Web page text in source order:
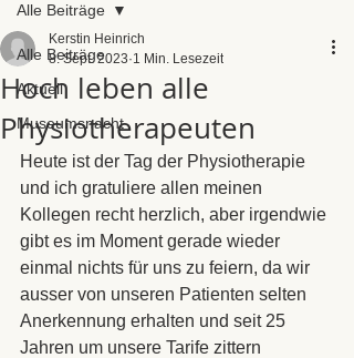
Alle Beiträge
Aktuell
Museumsnacht
Alle Beiträge
Hoch leben alle
Physiotherapeuten
Kerstin Heinrich
8. Sept. 2023 1 Min. Lesezeit
Heute ist der Tag der Physiotherapie
und ich gratuliere allen meinen
Kollegen recht herzlich, aber irgendwie
gibt es im Moment gerade wieder
einmal nichts für uns zu feiern, da wir
ausser von unseren Patienten selten
Anerkennung erhalten und seit 25
Jahren um unsere Tarife zittern